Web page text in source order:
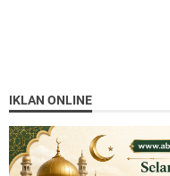
IKLAN ONLINE